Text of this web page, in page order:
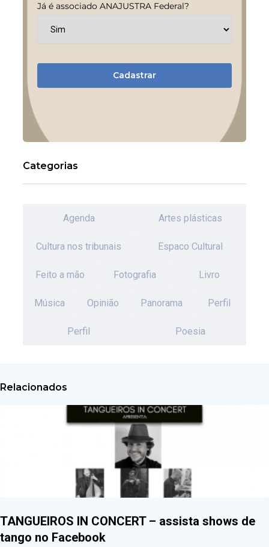
Já é associado ANAJUSTRA Federal?
Cadastrar
Categorias
Agenda Artes plásticas
Cultura nos tribunais Espaco Cultural
Feito a mão Fotografia Livro
Música Opinião Panorama Perfil
Perfil Poesia
Relacionados
TANGUEIROS IN CONCERT – assista shows de
tango no Facebook